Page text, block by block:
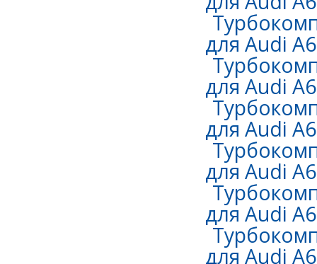
для Audi
для Audi
для Audi
для Audi
для Audi
для Audi